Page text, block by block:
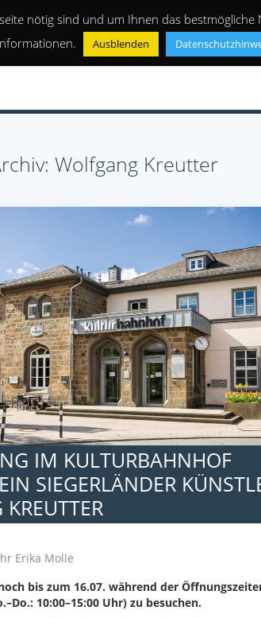
Wolfgang Kreutter
IM KULTURBAHNHOF
SIEGERLÄNDER
Erika Molle
bis zum 16.07. während der
10:00–15:00 Uhr) zu besuchen.
nötig sind und um Ihnen das
Ausblenden